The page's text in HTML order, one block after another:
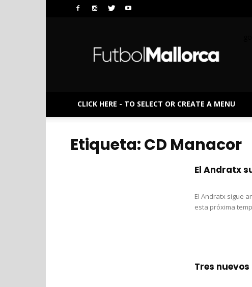
CLICK HERE - TO SELECT OR CREATE A MENU
Etiqueta: CD Manacor
El Andratx
El Andratx sigue
esta próxima
Tres